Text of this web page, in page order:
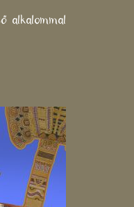
alkalommal